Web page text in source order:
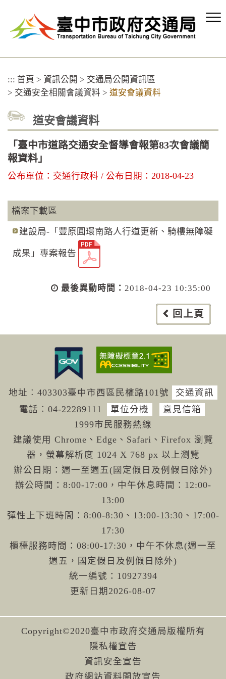
容
::: 首頁 > 資訊公開 > 交通局公開資訊區
> 交通安全相關會議資料 > 道安會議資料
道安會議資料
「臺中市道路交通安全督導會報第83次會議簡
報資料」
公布單位：交通行政科 / 公布日期：2018-04-23
檔案下載區
建設局-「豐原圓環南路人行道更新、騎樓無障礙
成果」專案報告
最後異動時間： 2018-04-23 10:35:00
回上頁
地址︰403303臺中市西區民權路101號
交通資訊
電話︰04-22289111 單位分機
意見信箱
1999市民服務熱線
建議使用 Chrome、Edge、Safari、Firefox 瀏覽
器，螢幕解析度 1024 X 768 px 以上瀏覽
辦公日期：週一至週五(國定假日及例假日除外)
辦公時間：8:00-17:00，中午休息時間：12:00-
13:00
彈性上下班時間：8:00-8:30、13:00-13:30、17:00-
17:30
櫃檯服務時間：08:00-17:30，中午不休息(週一至
週五，國定假日及例假日除外)
統一編號：10927394
更新日期 2026-08-07
Copyright©2020臺中市政府交通局版權所有
隱私權宣告
資訊安全宣告
政府網站資料開放宣告